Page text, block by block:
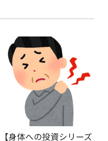
【身体への投資シリーズ